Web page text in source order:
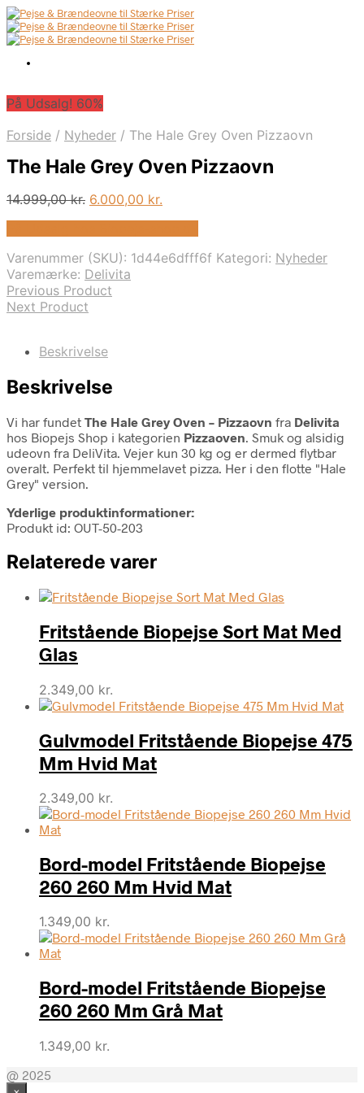
På Udsalg! 60%
Forside / Nyheder / The Hale Grey Oven Pizzaovn
The Hale Grey Oven Pizzaovn
14.999,00kr. Den
14.999,00 kr..
6.000,00 kr.
6.000,00 kr..
Varenummer (SKU): 1d44e6dfff6f Kategori: Nyheder
Varemærke: Delivita
Previous Product
Next Product
Beskrivelse
Beskrivelse
Vi har fundet The Hale Grey Oven – Pizzaovn fra Delivita
hos Biopejs Shop i kategorien Pizzaoven. Smuk og alsidig
udeovn fra DeliVita. Vejer kun 30 kg og er dermed flytbar
overalt. Perfekt til hjemmelavet pizza. Her i den flotte "Hale
Grey" version.
Yderlige produktinformationer:
Produkt id: OUT-50-203
Relaterede varer
Fritstående Biopejse Sort Mat Med
Glas
2.349,00 kr.
Gulvmodel Fritstående Biopejse 475
Mm Hvid Mat
2.349,00 kr.
Bord-model Fritstående Biopejse
260 260 Mm Hvid Mat
1.349,00 kr.
Bord-model Fritstående Biopejse
260 260 Mm Grå Mat
1.349,00 kr.
@ 2025